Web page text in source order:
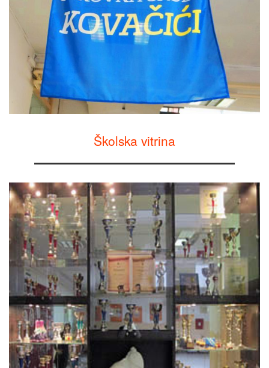
Školska vitrina